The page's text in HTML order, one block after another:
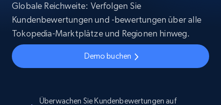
Globale Reichweite: Verfolgen Sie
Kundenbewertungen und -bewertungen über alle
Tokopedia-Marktplätze und Regionen hinweg.
Demo buchen
Überwachen Sie Kundenbewertungen auf